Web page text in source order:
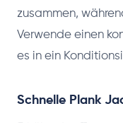
zusammen,
Verwende einen
es in ein
Schnelle Plank